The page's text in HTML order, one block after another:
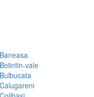
Baneasa
Bolintin-vale
Bulbucata
Calugareni